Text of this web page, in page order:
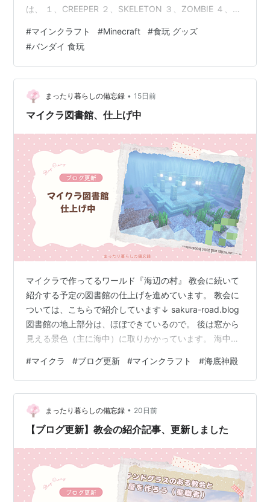
は、 １、CREEPER ２、SKELETON ３、ZOMBIE ４、
CHICKEN ９、PINK AXOLOTL 10、PINK
SHEEP（Rare） の全10種よりメーカー規定の比率に従い
封入。 「マスコット」の基本サイズは、 縦：約3cm x
横：約2cm。 【食玩】『マインクラフト マスコット＆ビ
スケット』10…
#マインクラフト #Minecraft #食玩 グッズ
#バンダイ 食玩
まったり暮らしの備忘録 • 15日前
マイクラ図書館、仕上げ中
マイクラで作ってるワールド『海辺の村』 教会に続いて
紹介する予定の図書館の仕上げを進めています。 教会に
ついては、こちらで紹介しています↓ sakura-road.blog
図書館の地上部分は、ほぼできているので。 後は窓から
見える景色（主に海中）に取りかかっています。 海中か
定ですが 今は少し離れたところに、海底神殿っぽいもの
を建設してます。 海底神殿っぽい建物 半円形（円筒？）
のガラスドームから見えるように、と。 ただちょっと離
れすぎてしまってて・・・ほとんどシルエットしか見え
ない状態でした( ；∀；) 反対側の入口下の部分には、サ
#マイクラ #ブログ更新 #マインクラフト #海底神殿
まったり暮らしの備忘録 • 20日前
【ブログ更新】教会の紹介記事、更新しました